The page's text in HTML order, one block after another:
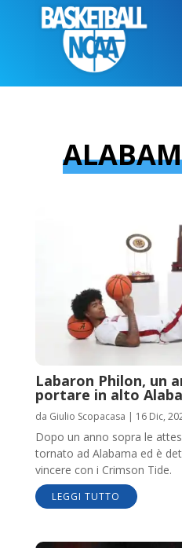
Labaron Philon, un
portare in alto
da Giulio Scopacasa | 16 Dic,
Dopo un anno sopra le
tornato ad Alabama ed è
vincere con i Crimson Tide.
LEGGI TUTTO